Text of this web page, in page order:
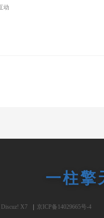
一柱擎
Discuz! X7 京ICP备14029665号-4